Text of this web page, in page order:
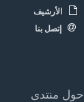
الأرشيف
إتصل بنا
حول منتدى